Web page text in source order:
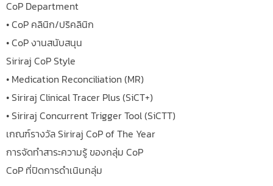
CoP Department
• CoP คลินิก/ปริคลินิก
• CoP งานสนับสนุน
Siriraj CoP Style
• Medication Reconciliation (MR)
• Siriraj Clinical Tracer Plus (SiCT+)
• Siriraj Concurrent Trigger Tool (SiCTT)
เกณฑ์รางวัล Siriraj CoP of The Year
การจัดทำสาระความรู้ ของกลุ่ม CoP
CoP ที่ปิดการดำเนินกลุ่ม